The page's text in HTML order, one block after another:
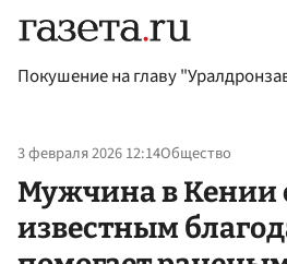
Покушение на главу
3 февраля 2026 12:14Общество
Мужчина в Кении
известным